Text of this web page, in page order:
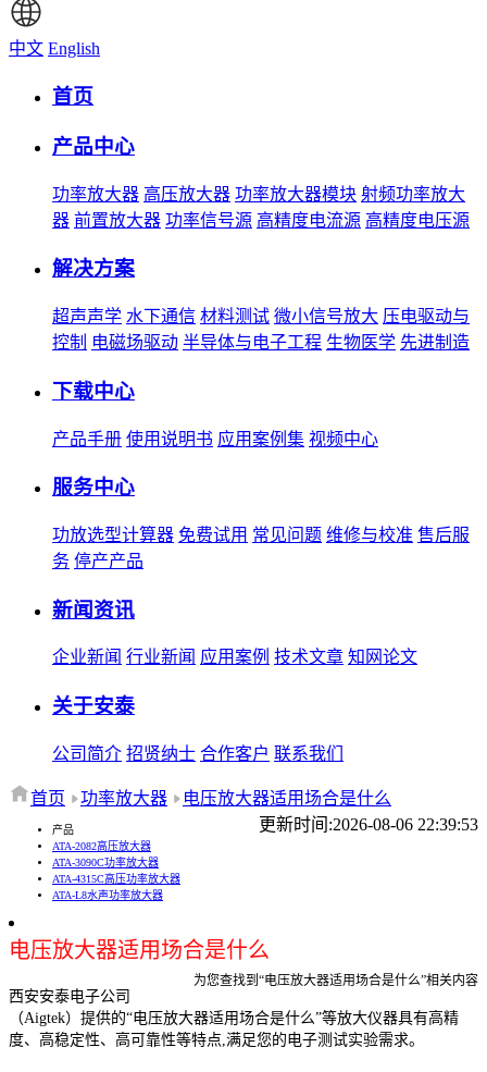
中文 English
首页
产品中心
功率放大器 高压放大器 功率放大器模块 射频功率放大
器 前置放大器 功率信号源 高精度电流源 高精度电压源
解决方案
超声声学 水下通信 材料测试 微小信号放大 压电驱动与
控制 电磁场驱动 半导体与电子工程 生物医学 先进制造
下载中心
产品手册 使用说明书 应用案例集 视频中心
服务中心
功放选型计算器 免费试用 常见问题 维修与校准 售后服
务 停产产品
新闻资讯
企业新闻 行业新闻 应用案例 技术文章 知网论文
关于安泰
公司简介 招贤纳士 合作客户 联系我们
首页 功率放大器
电压放大器适用场合是什么
更新时间:2026-08-06 22:39:53
产品
ATA-2082高压放大器
ATA-3090C功率放大器
ATA-4315C高压功率放大器
ATA-L8水声功率放大器
电压放大器适用场合是什么
为您查找到“电压放大器适用场合是什么”相关内容
西安安泰电子公司
（Aigtek）提供的“电压放大器适用场合是什么”等放大仪器具有高精
度、高稳定性、高可靠性等特点,满足您的电子测试实验需求。